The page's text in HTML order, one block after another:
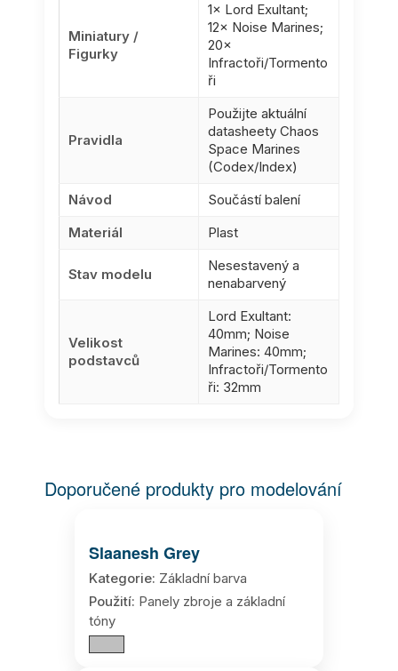
Miniatury /
Figurky
1× Lord Exultant;
12× Noise Marines;
20×
Infractoři/Tormento
ři
Pravidla
Použijte aktuální
datasheety Chaos
Space Marines
(Codex/Index)
Návod
Součástí balení
Materiál
Plast
Stav modelu
Nesestavený a
nenabarvený
Velikost
podstavců
Lord Exultant:
40mm; Noise
Marines: 40mm;
Infractoři/Tormento
ři: 32mm
Doporučené produkty pro modelování
Slaanesh Grey
Kategorie: Základní barva
Použití: Panely zbroje a základní
tóny